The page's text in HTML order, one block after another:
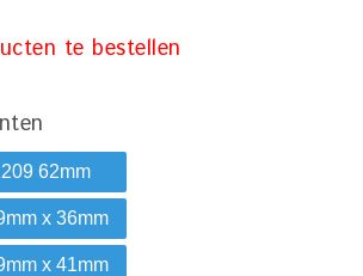
te bestellen
62mm
x 36mm
x 41mm